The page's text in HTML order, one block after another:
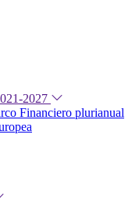
2027
Financiero plurianual